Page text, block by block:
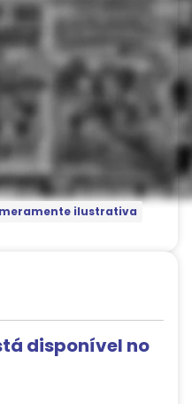
ilustrativa
disponível no